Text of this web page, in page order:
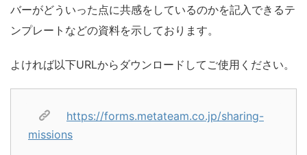
バーがどういった点に共感をしているのかを記入できるテ
ンプレートなどの資料を示しております。
よければ以下URLからダウンロードしてご使用ください。
https://forms.metateam.co.jp/sharing-
missions